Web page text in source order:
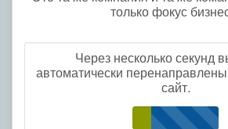
только фокус
Через несколько секунд
автоматически
сайт.